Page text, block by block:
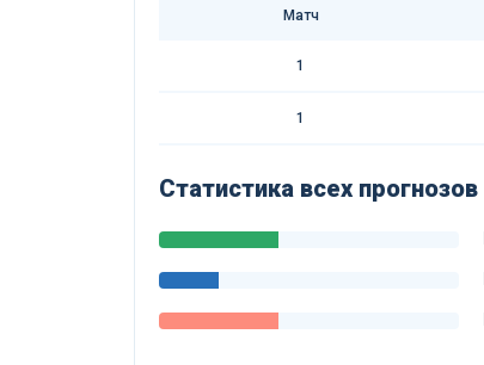
Матч
1
1
Статистика всех прогнозов